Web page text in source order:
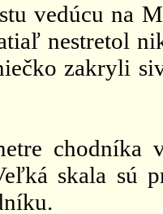
vedúcu na
nestretol
zakryli
chodníka
skala sú